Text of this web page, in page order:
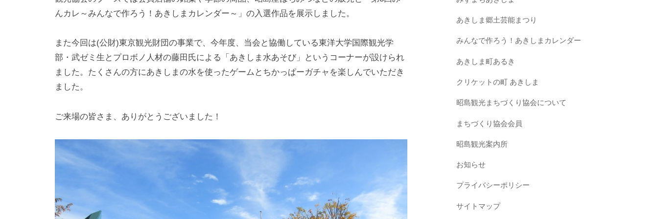
月
日
ち
く
り
会
ト
んカレ～みんなで作ろう！あきしまカレンダー～」の入選作品を展示しました。
また今回は(公財)東京観光財団の事業で、今年度、当会と協働している東洋大学国際観光学
部・武ゼミ生とプロボノ人材の藤田氏による「あきしま水あそび」というコーナーが設けられ
ました。たくさんの方にあきしまの水を使ったゲームとちかっぱーガチャを楽しんでいただき
ました。
ご来場の皆さま、ありがとうございました！
あきしま郷土芸能まつり
みんなで作ろう！あきしまカレンダー
あきしま町あるき
クリケットの町 あきしま
昭島観光まちづくり協会について
まちづくり協会会員
昭島観光案内所
お知らせ
プライバシーポリシー
サイトマップ